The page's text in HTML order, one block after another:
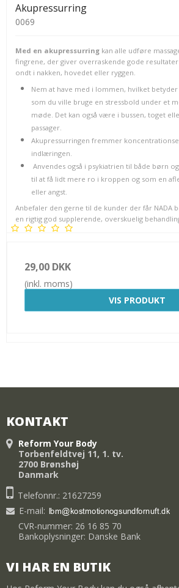
Akupressurring
0069
Med en akupressurring kan alle udføre
fingrene, der giver overraskende gode
ondt i nakken, hovedet eller ryggen.
Nem at have med i lommen, hvilket
som du ville bruge en stressbold under et
møde. Det kan også være i bussen, toget
passager.
Akupressurringen fremmer
indlæringen.
Anvendes også i psykiatrien til både børn
til at få lidt mere ro i kroppen og som en
eller angst.
Anbefaler den gerne til de kunder der får NADA
en rigtig god supplerende, overskuelig
29,00 DKK
(inkl. moms)
VIS PRODUKT
KONTAKT
Reform Your Body
Torbenfeldtvej 11, 1. tv.
2700 Brønshøj
Danmark
Telefonnr.: 21627259
E-mail:
CVR-nummer: 26 16 85 70
Bankoplysninger: Danske Bank
VI HAR EN BUTIK